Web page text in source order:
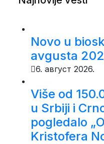
Novo u
avgusta
6. август 2026.
Više od
u Srbiji i
pogledalo
Kristofera